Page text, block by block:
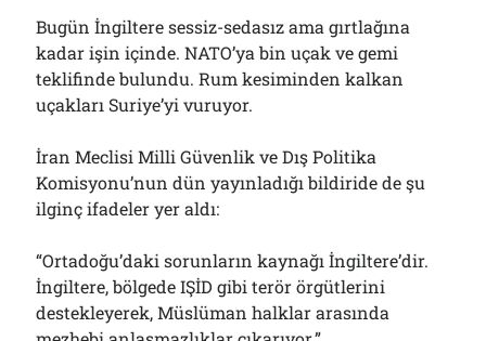
Bugün İngiltere sessiz-sedasız ama gırtlağına
kadar işin içinde. NATO’ya bin uçak ve gemi
teklifinde bulundu. Rum kesiminden kalkan
uçakları Suriye’yi vuruyor.
İran Meclisi Milli Güvenlik ve Dış Politika
Komisyonu’nun dün yayınladığı bildiride de şu
ilginç ifadeler yer aldı:
“Ortadoğu’daki sorunların kaynağı İngiltere’dir.
İngiltere, bölgede IŞİD gibi terör örgütlerini
destekleyerek, Müslüman halklar arasında